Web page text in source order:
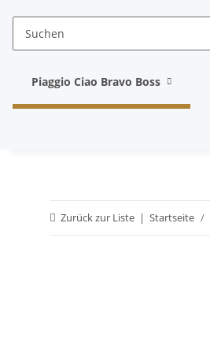
Piaggio Ciao Bravo Boss
Zurück zur Liste Startseite